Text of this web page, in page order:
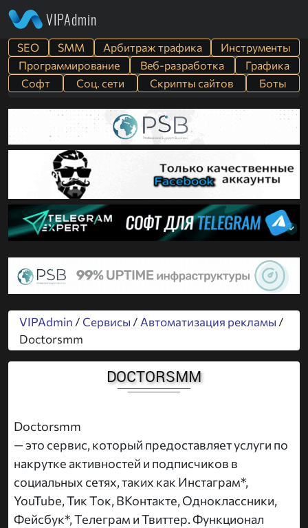
VIPAdmin
SEO SMM Арбитраж трафика
Инструменты
Программирование
Веб-разработка
Графика
Софт
Cоц. сети Скрипты сайтов Боты
VIPAdmin / Сервисы / Автоматизация рекламы /
Doctorsmm
DOCTORSMM
Doctorsmm
— это сервис, который предоставляет услуги по
накрутке активностей и подписчиков в
социальных сетях, таких как Инстаграм*,
YouTube, Тик Ток, ВКонтакте, Одноклассники,
Фейсбук*, Телеграм и Твиттер. Функционал